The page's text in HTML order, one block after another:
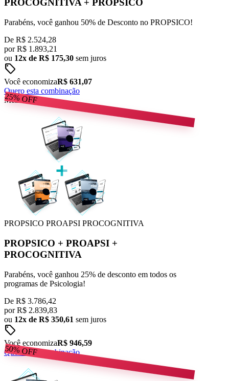
PROCOGNITIVA+ PROPSICO
Parabéns, você ganhou 50% de Desconto no PROPSICO!
De R$ 2.524,28
por R$ 1.893,21
ou 12x de R$ 175,30 sem juros
sell
Você economizaR$ 631,07
Quero esta combinação
Melhor Preço
25%OFF
PROPSICO PROAPSI PROCOGNITIVA
PROPSICO + PROAPSI +
PROCOGNITIVA
Parabéns, você ganhou 25% de desconto em todos os
programas de Psicologia!
De R$ 3.786,42
por R$ 2.839,83
ou 12x de R$ 350,61 sem juros
sell
Você economizaR$ 946,59
Quero esta combinação
50%OFF